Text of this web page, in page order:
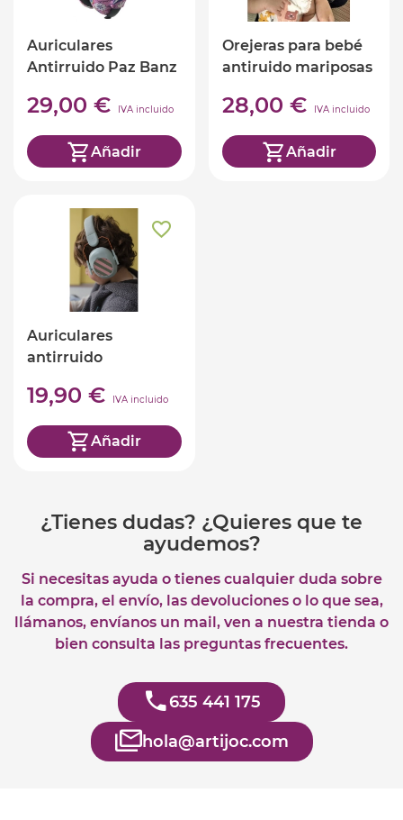
Auriculares
Antirruido Paz Banz
29,00 € IVA incluido
Añadir
Orejeras para bebé
antiruido mariposas
28,00 € IVA incluido
Añadir
Auriculares
antirruido
verde
19,90 € IVA incluido
Añadir
¿Tienes dudas? ¿Quieres que te
ayudemos?
Si necesitas ayuda o tienes cualquier duda sobre
la compra, el envío, las devoluciones o lo que sea,
llámanos, envíanos un mail, ven a nuestra tienda o
bien consulta las preguntas frecuentes.
635 441 175
hola@artijoc.com